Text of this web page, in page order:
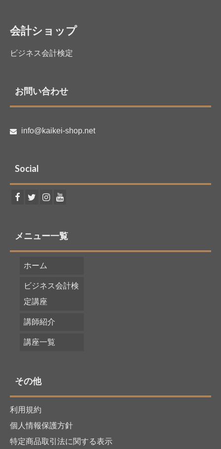
会計ショップ
ビジネス会計検定
お問い合わせ
info@kaikei-shop.net
Social
メニュー一覧
ホーム
ビジネス会計検
定講座
講師紹介
講座一覧
その他
利用規約
個人情報保護方針
特定商品取引法に関する表示